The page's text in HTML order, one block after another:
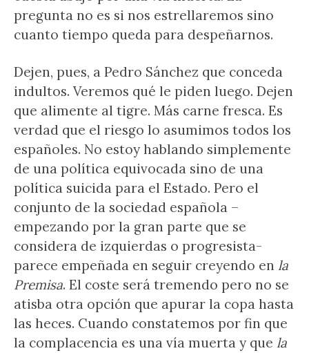
pregunta no es si nos estrellaremos sino
cuanto tiempo queda para despeñarnos.
Dejen, pues, a Pedro Sánchez que conceda
indultos. Veremos qué le piden luego. Dejen
que alimente al tigre. Más carne fresca. Es
verdad que el riesgo lo asumimos todos los
españoles. No estoy hablando simplemente
de una política equivocada sino de una
política suicida para el Estado. Pero el
conjunto de la sociedad española –
empezando por la gran parte que se
considera de izquierdas o progresista-
parece empeñada en seguir creyendo en la
Premisa. El coste será tremendo pero no se
atisba otra opción que apurar la copa hasta
las heces. Cuando constatemos por fin que
la complacencia es una vía muerta y que la